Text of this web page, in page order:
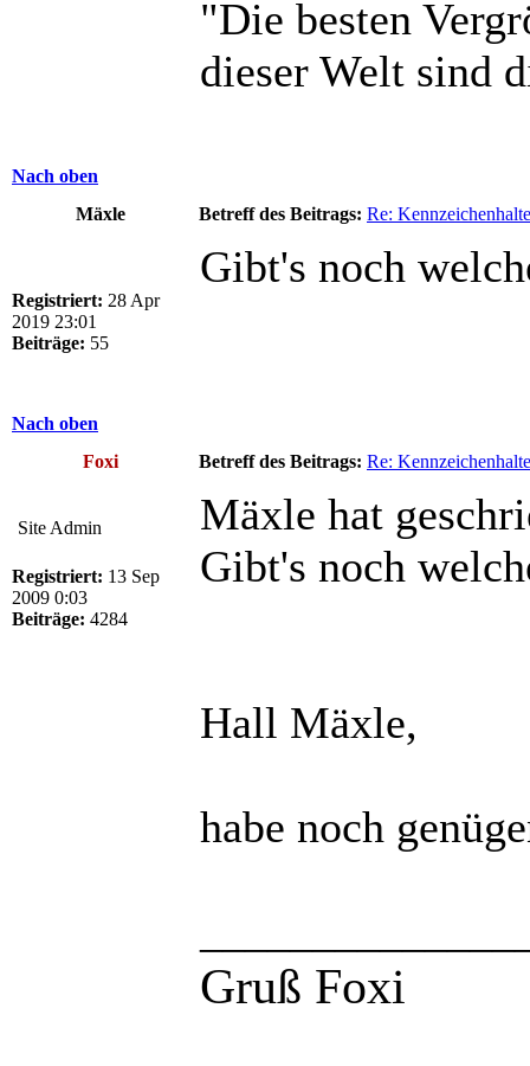
"Die besten
dieser Welt sind
Nach oben
Mäxle
Betreff des Beitrags: Re:
Registriert: 28 Apr
2019 23:01
Beiträge: 55
Gibt's noch
Nach oben
Foxi
Betreff des Beitrags: Re:
Site Admin
Registriert: 13 Sep
2009 0:03
Beiträge: 4284
Mäxle hat
Gibt's noch
Hall Mäxle,
habe noch
Gruß Foxi